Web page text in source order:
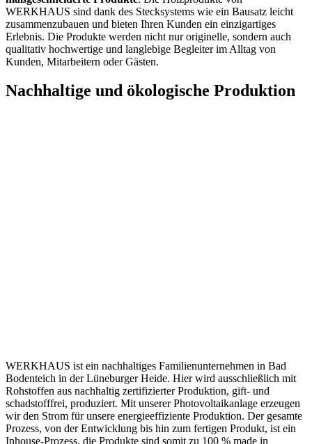
WERKHAUS sind dank des Stecksystems wie ein Bausatz leicht
zusammenzubauen und bieten Ihren Kunden ein einzigartiges
Erlebnis. Die Produkte werden nicht nur originelle, sondern auch
qualitativ hochwertige und langlebige Begleiter im Alltag von
Kunden, Mitarbeitern oder Gästen.
Nachhaltige und ökologische Produktion
WERKHAUS ist ein nachhaltiges Familienunternehmen in Bad
Bodenteich in der Lüneburger Heide. Hier wird ausschließlich mit
Rohstoffen aus nachhaltig zertifizierter Produktion, gift- und
schadstofffrei, produziert. Mit unserer Photovoltaikanlage erzeugen
wir den Strom für unsere energieeffiziente Produktion. Der gesamte
Prozess, von der Entwicklung bis hin zum fertigen Produkt, ist ein
Inhouse-Prozess, die Produkte sind somit zu 100 % made in